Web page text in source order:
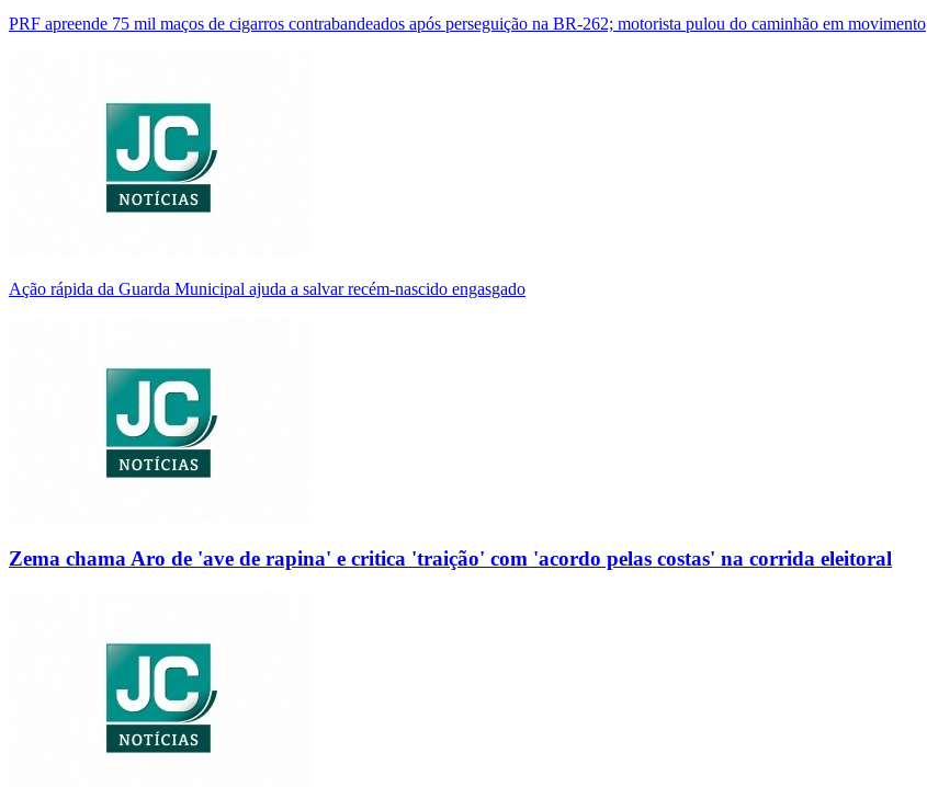
PRF apreende 75 mil maços de cigarros contrabandeados após perseguição na BR-262; motorista pulou do caminhão em movimento
Ação rápida da Guarda Municipal ajuda a salvar recém-nascido engasgado
Zema chama Aro de 'ave de rapina' e critica 'traição' com 'acordo pelas costas' na corrida eleitoral